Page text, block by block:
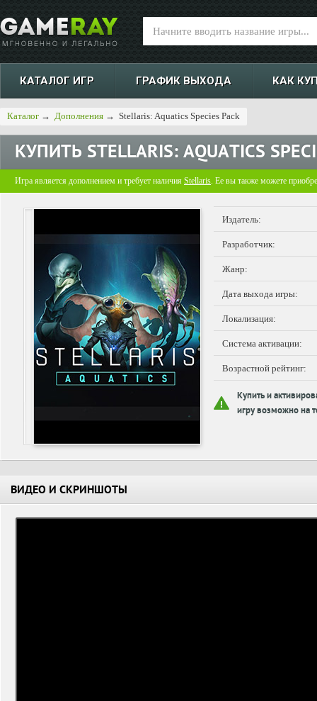
КАТАЛОГ ИГР ГРАФИК ВЫХОДА КАК
Каталог → Дополнения → Stellaris: Aquatics Species Pack
КУПИТЬ STELLARIS: AQUATICS
Игра является дополнением и требует наличия Stellaris. Ее вы также можете
Издатель:
Разработчик:
Жанр:
Дата выхода игры:
Локализация:
Система активации:
Возрастной рейтинг:
Купить и
игру возможно на
ВИДЕО И СКРИНШОТЫ